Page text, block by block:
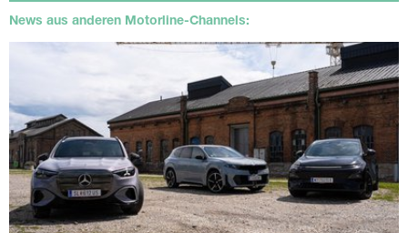
News aus anderen Motorline-Channels: